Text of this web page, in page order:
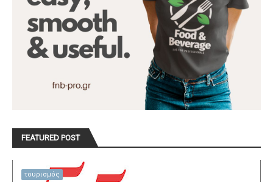
FEATURED POST
τουρισμός